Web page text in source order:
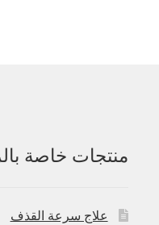
منتجات خاصة
علاج سرعة القذف